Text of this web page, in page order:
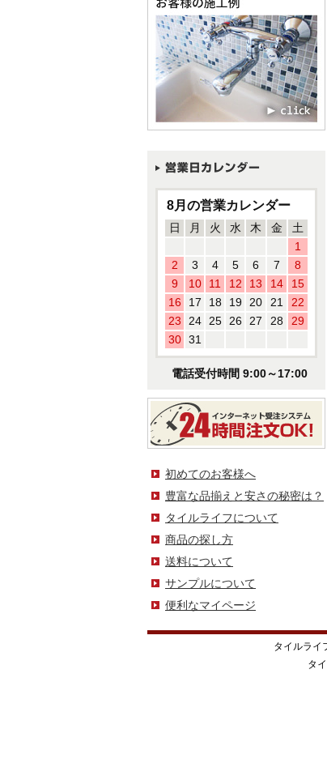
8月の営業カレンダー
日 月 火 水 木 金
土
1
2
3 4 5 6 7
8
9
10 11 12 13 14
15
16
17 18 19 20 21
22
23
24 25 26 27 28
29
30 31
電話受付時間 9:00～17:00
初めてのお客様へ
豊富な品揃えと安さの秘密は？
タイルライフについて
商品の探し方
送料について
サンプルについて
便利なマイページ
タイルライ
タ